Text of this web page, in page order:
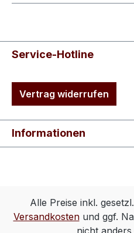
Service-Hotline
Vertrag widerrufen
Informationen
Alle Preise inkl.
Versandkostenund ggf.
nicht anders